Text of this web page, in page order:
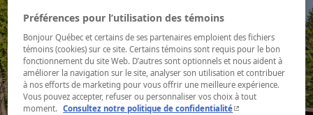
Préférences pour l’utilisation des témoins
Bonjour Québec et certains de ses partenaires emploient des fichiers
témoins (cookies) sur ce site. Certains témoins sont requis pour le bon
fonctionnement du site Web. D’autres sont optionnels et nous aident à
améliorer la navigation sur le site, analyser son utilisation et contribuer
à nos efforts de marketing pour vous offrir une meilleure expérience.
Vous pouvez accepter, refuser ou personnaliser vos choix à tout
moment. Consultez notre politique de confidentialité- Cet hyperlien